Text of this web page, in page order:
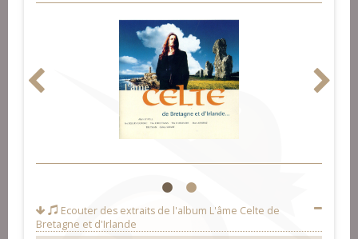
1 2
Ecouter des extraits de l'album L'âme Celte de
Bretagne et d'Irlande